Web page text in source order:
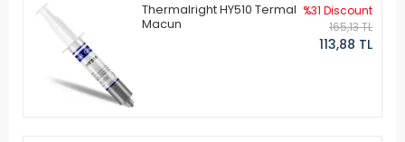
Thermalright HY510 Termal
Macun
%31 Discount
165,13 TL
113,88 TL